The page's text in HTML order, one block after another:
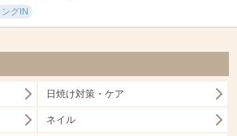
グIN
日焼け対策・ケア
ネイル